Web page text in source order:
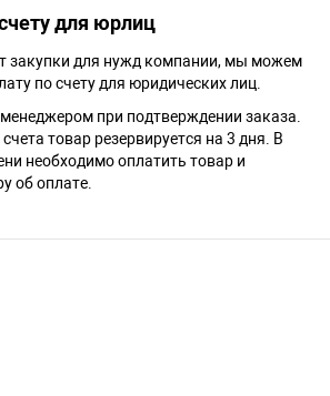
для юрлиц
закупки для нужд компании, мы можем
по счету для юридических лиц.
при подтверждении заказа.
товар резервируется на 3 дня. В
необходимо оплатить товар и
об оплате.